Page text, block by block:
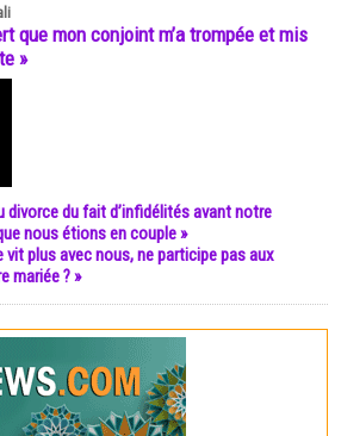
que mon conjoint m’a trompée et mis
»
divorce du fait d’infidélités avant notre
nous étions en couple »
vit plus avec nous, ne participe pas aux
mariée ? »